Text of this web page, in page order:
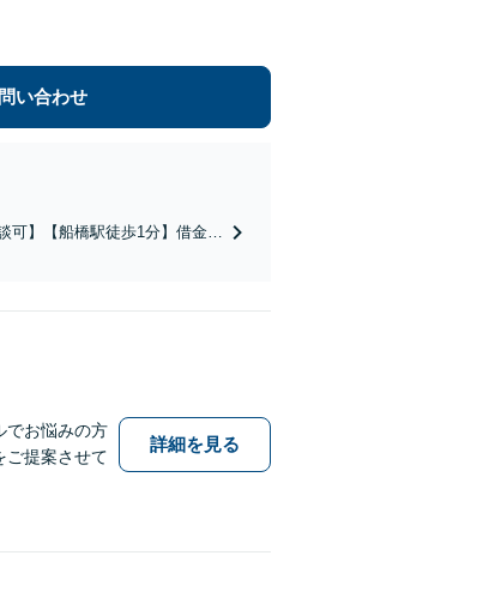
い合わせ
可】【船橋駅徒歩1分】借金で
でお悩みの方
ご提案させて
詳細を見る